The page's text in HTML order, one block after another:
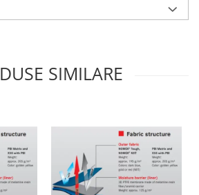
SIMILARE